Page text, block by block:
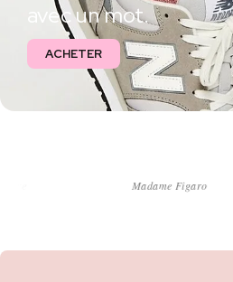
avec un mot.
ACHETER